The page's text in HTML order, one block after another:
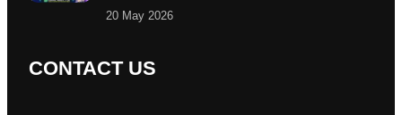
20 May 2026
CONTACT US